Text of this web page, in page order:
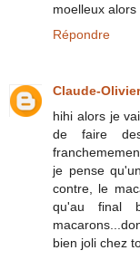
moelleux
Répondre
Claude-
hihi alors je
de faire
je pense
contre, le
qu'au final
bien joli chez